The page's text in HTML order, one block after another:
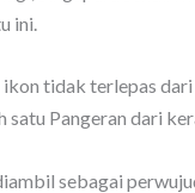
ini.
tidak terlepas
satu Pangeran dari
sebagai